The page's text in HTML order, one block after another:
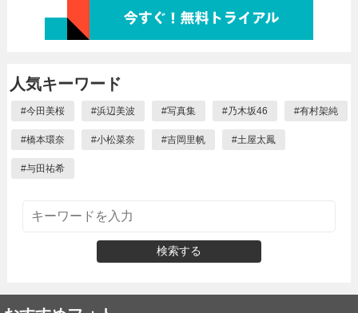
人気キーワード
#今田美桜 #浜辺美波 #写真集 #乃木坂46 #有村架純
#橋本環奈 #小松菜奈 #吉岡里帆 #土屋太鳳
#与田祐希
検索する